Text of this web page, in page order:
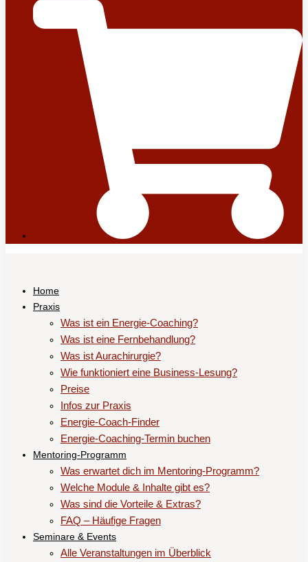
Home
Praxis
Was ist ein Energie-Coaching?
Was ist eine Fernbehandlung?
Was ist Aurachirurgie?
Wie funktioniert eine Business-Lesung?
Preise
Infos zur Praxis
Energie-Coach-Finder
Energie-Coaching-Termin buchen
Mentoring-Programm
Was erwartet dich im Mentoring-Programm?
Welche Module & Inhalte gibt es?
Was sind die Vorteile & Extras?
FAQ – Häufige Fragen
Seminare & Events
Alle Veranstaltungen im Überblick